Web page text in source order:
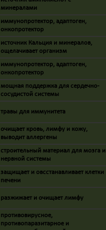
минералами
иммунопротектор, адаптоген,
онкопротектор
источник Кальция и минералов,
ощелачивает организм
иммунопротектор, адаптоген,
онкопротектор
мощная поддержка для сердечно-
сосудистой системы
травы для иммунитета
очищает кровь, лимфу и кожу,
выводит аллергены
строительный материал для мозга и
нервной системы
защищает и овсстанавливает клетки
печени
разжижает и очищает лимфу
противовирусное,
противопаразитарное и